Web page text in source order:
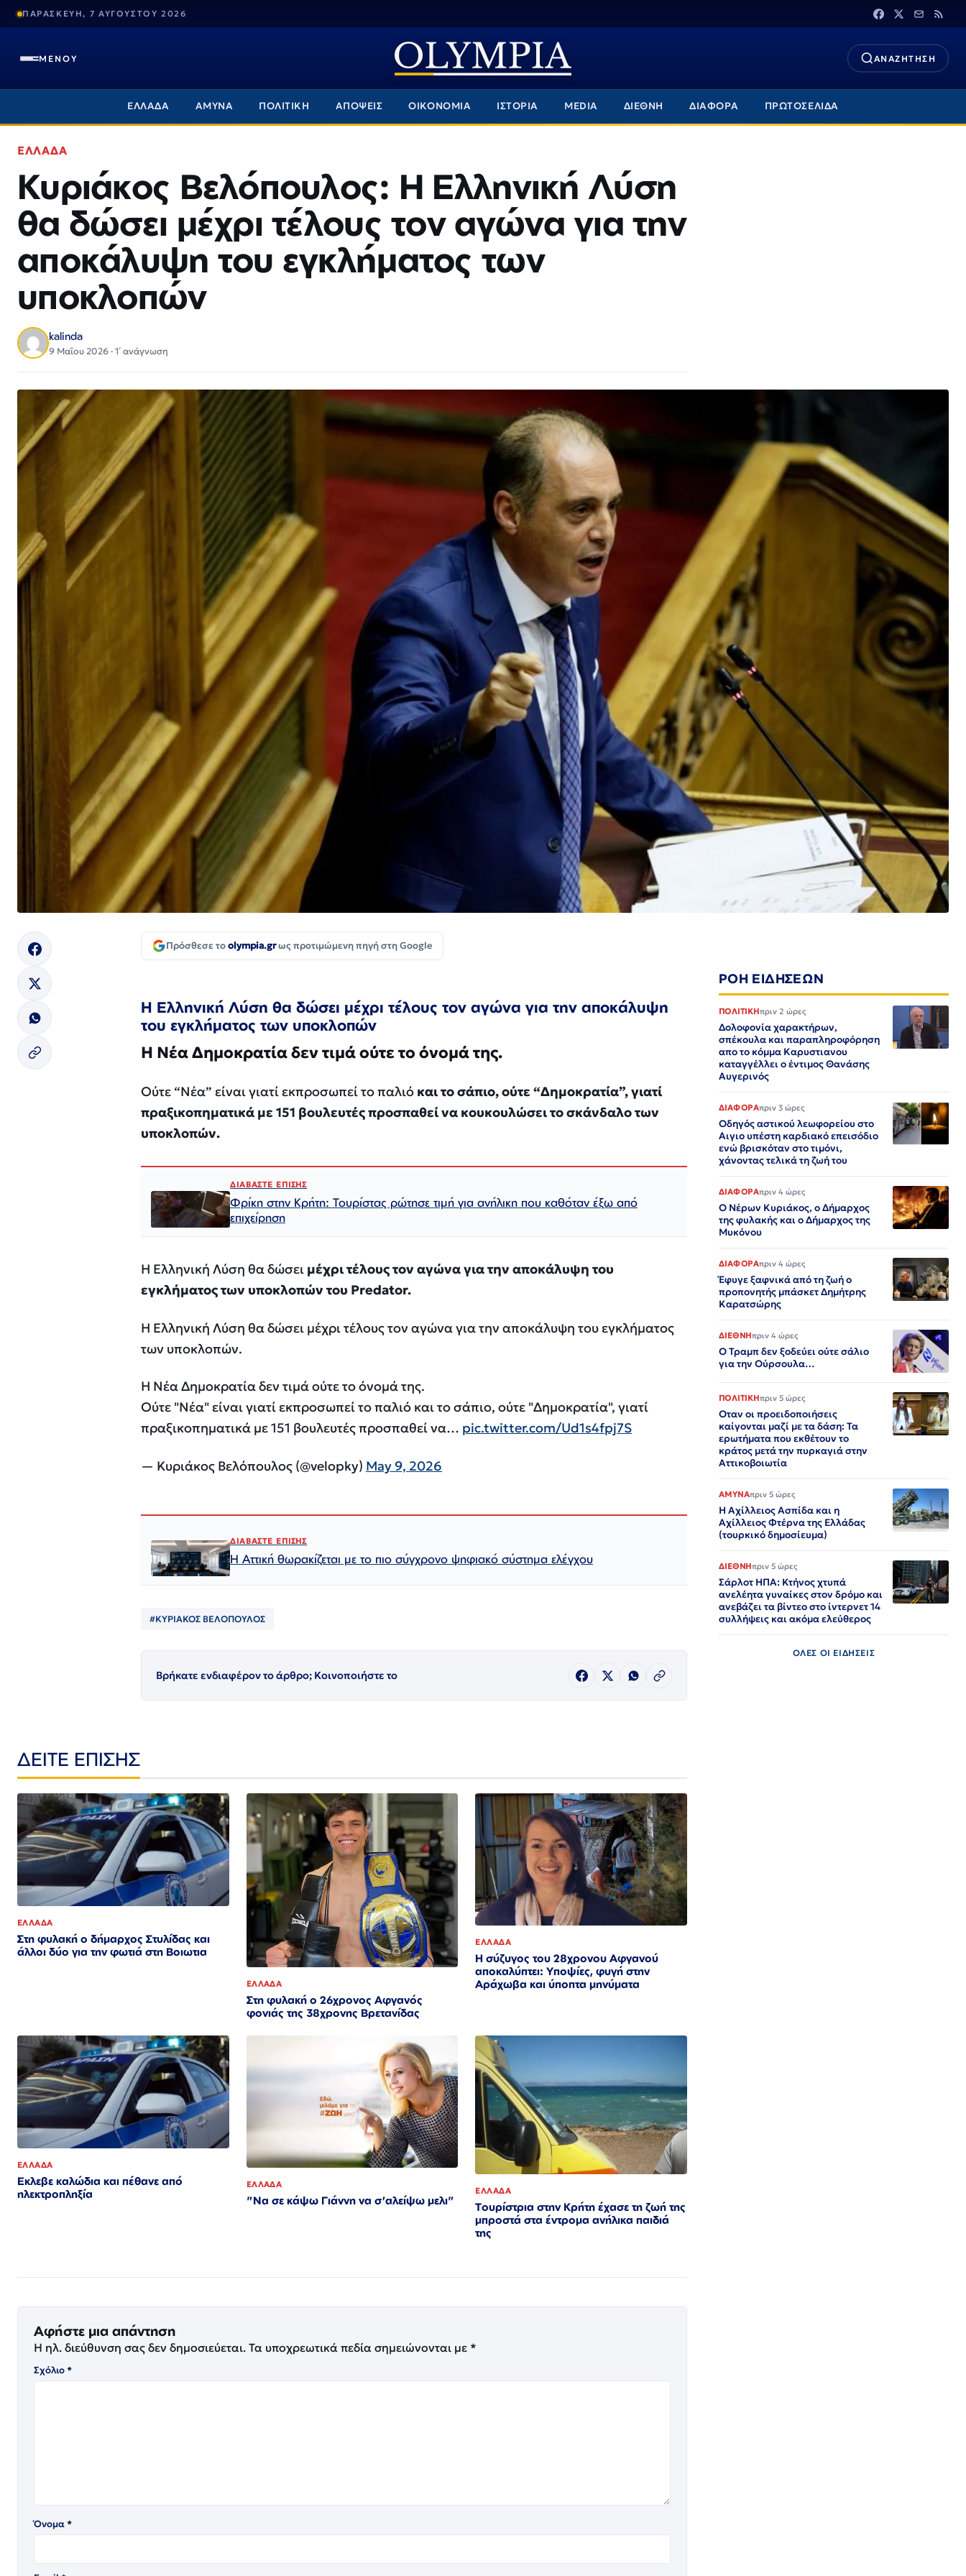
ΠΑΡΑΣΚΕΥΗ, 7 ΑΥΓΟΥΣΤΟΥ 2026
ΜΕΝΟΥ ΑΝΑΖΗΤΗΣΗ
ΕΛΛΑΔΑ ΑΜΥΝΑ ΠΟΛΙΤΙΚΗ ΑΠΟΨΕΙΣ ΟΙΚΟΝΟΜΙΑ ΙΣΤΟΡΙΑ MEDIA ΔΙΕΘΝΗ ΔΙΑΦΟΡΑ ΠΡΩΤΟΣΕΛΙΔΑ
ΕΛΛΑΔΑ
Κυριάκος Βελόπουλος: Η Ελληνική Λύση
θα δώσει μέχρι τέλους τον αγώνα για την
αποκάλυψη του εγκλήματος των
υποκλοπών
kalinda
9 Μαΐου 2026 · 1΄ ανάγνωση
Πρόσθεσε τοolympia.grως προτιμώμενη πηγή στη Google
Η Ελληνική Λύση θα δώσει μέχρι τέλους τον αγώνα για την αποκάλυψη
του εγκλήματος των υποκλοπών
Η Νέα Δημοκρατία δεν τιμά ούτε το όνομά της.
Ούτε “Νέα” είναι γιατί εκπροσωπεί το παλιό και το σάπιο, ούτε “Δημοκρατία”, γιατί
πραξικοπηματικά με 151 βουλευτές προσπαθεί να κουκουλώσει το σκάνδαλο των
υποκλοπών.
ΔΙΑΒΑΣΤΕ ΕΠΙΣΗΣ
Φρίκη στην Κρήτη: Τουρίστας ρώτησε τιμή για ανήλικη που καθόταν έξω από
επιχείρηση
Η Ελληνική Λύση θα δώσει μέχρι τέλους τον αγώνα για την αποκάλυψη του
εγκλήματος των υποκλοπών του Predator.
Η Ελληνική Λύση θα δώσει μέχρι τέλους τον αγώνα για την αποκάλυψη του εγκλήματος
των υποκλοπών.
Η Νέα Δημοκρατία δεν τιμά ούτε το όνομά της.
Ούτε "Νέα" είναι γιατί εκπροσωπεί το παλιό και το σάπιο, ούτε "Δημοκρατία", γιατί
πραξικοπηματικά με 151 βουλευτές προσπαθεί να… pic.twitter.com/Ud1s4fpj7S
— Κυριάκος Βελόπουλος (@velopky) May 9, 2026
ΔΙΑΒΑΣΤΕ ΕΠΙΣΗΣ
Η Αττική θωρακίζεται με το πιο σύγχρονο ψηφιακό σύστημα ελέγχου
#ΚΥΡΙΑΚΟΣ ΒΕΛΟΠΟΥΛΟΣ
Βρήκατε ενδιαφέρον το άρθρο; Κοινοποιήστε το
ΔΕΙΤΕ ΕΠΙΣΗΣ
ΕΛΛΑΔΑ
Στη φυλακή ο δήμαρχος Στυλίδας και
άλλοι δύο για την φωτιά στη Βοιωτια
ΕΛΛΑΔΑ
Στη φυλακή ο 26χρονος Αφγανός
φονιάς της 38χρονης Βρετανίδας
ΕΛΛΑΔΑ
Η σύζυγος του 28χρονου Αφγανού
αποκαλύπτει: Υποψίες, φυγή στην
Αράχωβα και ύποπτα μηνύματα
ΕΛΛΑΔΑ
Εκλεβε καλώδια και πέθανε από
ηλεκτροπληξία
ΕΛΛΑΔΑ
"Να σε κάψω Γιάννη να σ'αλείψω μελι"
ΕΛΛΑΔΑ
Τουρίστρια στην Κρήτη έχασε τη ζωή της
μπροστά στα έντρομα ανήλικα παιδιά
της
Αφήστε μια απάντηση
Η ηλ. διεύθυνση σας δεν δημοσιεύεται. Τα υποχρεωτικά πεδία σημειώνονται με *
Σχόλιο*
Όνομα*
ΡΟΗ ΕΙΔΗΣΕΩΝ
ΠΟΛΙΤΙΚΗπριν 2 ώρες
Δολοφονία χαρακτήρων,
σπέκουλα και παραπληροφόρηση
απο το κόμμα Καρυστιανου
καταγγέλλει ο έντιμος Θανάσης
Αυγερινός
ΔΙΑΦΟΡΑπριν 3 ώρες
Οδηγός αστικού λεωφορείου στο
Αιγιο υπέστη καρδιακό επεισόδιο
ενώ βρισκόταν στο τιμόνι,
χάνοντας τελικά τη ζωή του
ΔΙΑΦΟΡΑπριν 4 ώρες
Ο Νέρων Κυριάκος, o Δήμαρχος
της φυλακής και ο Δήμαρχος της
Μυκόνου
ΔΙΑΦΟΡΑπριν 4 ώρες
Έφυγε ξαφνικά από τη ζωή ο
προπονητής μπάσκετ Δημήτρης
Καρατσώρης
ΔΙΕΘΝΗπριν 4 ώρες
Ο Τραμπ δεν ξοδεύει ούτε σάλιο
για την Ούρσουλα…
ΠΟΛΙΤΙΚΗπριν 5 ώρες
Οταν οι προειδοποιήσεις
καίγονται μαζί με τα δάση: Τα
ερωτήματα που εκθέτουν το
κράτος μετά την πυρκαγιά στην
Αττικοβοιωτία
ΑΜΥΝΑπριν 5 ώρες
Η Αχίλλειος Ασπίδα και η
Αχίλλειος Φτέρνα της Ελλάδας
(τουρκικό δημοσίευμα)
ΔΙΕΘΝΗπριν 5 ώρες
Σάρλοτ ΗΠΑ: Κτήνος χτυπά
ανελέητα γυναίκες στον δρόμο και
ανεβάζει τα βίντεο στο ίντερνετ 14
συλλήψεις και ακόμα ελεύθερος​​​​​​​​​​​​​​​​​​​​​​​​​​​​​​​​​​​​​​​​​​​​​​​​​​
ΟΛΕΣ ΟΙ ΕΙΔΗΣΕΙΣ